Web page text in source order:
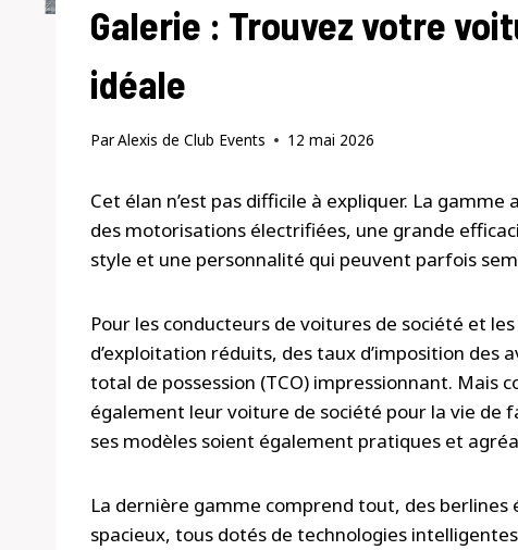
Galerie : Trouvez votre
idéale
ParAlexis de Club Events 12 mai 2026
Cet élan n’est pas difficile à expliquer. La
des motorisations électrifiées, une grande
style et une personnalité qui peuvent parfois
Pour les conducteurs de voitures de société et
d’exploitation réduits, des taux d’imposition
total de possession (TCO) impressionnant. Mais
également leur voiture de société pour la vie de
ses modèles soient également pratiques et
La dernière gamme comprend tout, des berlines
spacieux, tous dotés de technologies